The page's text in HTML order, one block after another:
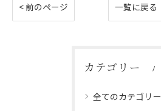
< 前のページ 一覧に戻る
カテゴリー
全てのカテゴリー